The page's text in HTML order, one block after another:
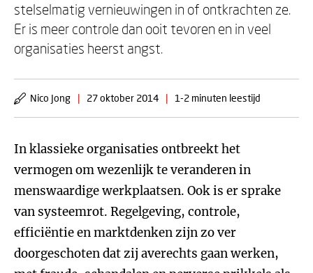
stelselmatig vernieuwingen in of ontkrachten ze.
Er is meer controle dan ooit tevoren en in veel
organisaties heerst angst.
Nico Jong | 27 oktober 2014 | 1-2 minuten leestijd
In klassieke organisaties ontbreekt het
vermogen om wezenlijk te veranderen in
menswaardige werkplaatsen. Ook is er sprake
van systeemrot. Regelgeving, controle,
efficiëntie en marktdenken zijn zo ver
doorgeschoten dat zij averechts gaan werken,